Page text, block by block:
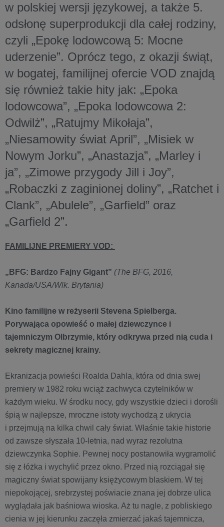
w polskiej wersji językowej, a także 5.
odsłonę superprodukcji dla całej rodziny,
czyli „Epokę lodowcową 5: Mocne
uderzenie”. Oprócz tego, z okazji świąt,
w bogatej, familijnej ofercie VOD znajdą
się również takie hity jak: „Epoka
lodowcowa”, „Epoka lodowcowa 2:
Odwilż”, „Ratujmy Mikołaja”,
„Niesamowity świat April”, „Misiek w
Nowym Jorku”, „Anastazja”, „Marley i
ja”, „Zimowe przygody Jill i Joy”,
„Robaczki z zaginionej doliny”, „Ratchet i
Clank”, „Abulele”, „Garfield” oraz
„Garfield 2”.
FAMILIJNE PREMIERY VOD:
„BFG: Bardzo Fajny Gigant” (The BFG, 2016,
Kanada/USA/Wlk. Brytania)
Kino familijne w reżyserii Stevena Spielberga.
Porywająca opowieść o małej dziewczynce i
tajemniczym Olbrzymie, który odkrywa przed nią cuda i
sekrety magicznej krainy.
Ekranizacja powieści Roalda Dahla, która od dnia swej
premiery w 1982 roku wciąż zachwyca czytelników w
każdym wieku. W środku nocy, gdy wszystkie dzieci i dorośli
śpią w najlepsze, mroczne istoty wychodzą z ukrycia
i przejmują na kilka chwil cały świat. Właśnie takie historie
od zawsze słyszała 10-letnia, nad wyraz rezolutna
dziewczynka Sophie. Pewnej nocy postanowiła wygramolić
się z łóżka i wychylić przez okno. Przed nią rozciągał się
magiczny świat spowijany księżycowym blaskiem. W tej
niepokojącej, srebrzystej poświacie znana jej dobrze ulica
wyglądała jak baśniowa wioska. Aż tu nagle, z pobliskiego
cienia w jej kierunku zaczęła zmierzać jakaś tajemnicza,